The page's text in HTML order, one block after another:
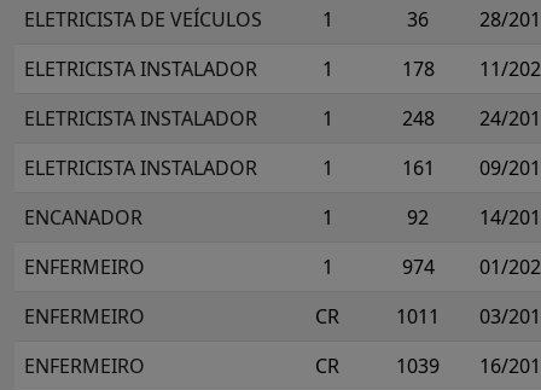
ELETRICISTA DE VEÍCULOS
1 36
28/
ELETRICISTA INSTALADOR
1 178
11/
ELETRICISTA INSTALADOR
1 248
24/
ELETRICISTA INSTALADOR
1 161
09/
ENCANADOR
1 92
14/
ENFERMEIRO
1 974
01/
ENFERMEIRO
CR 1011
03/
ENFERMEIRO
CR 1039
16/